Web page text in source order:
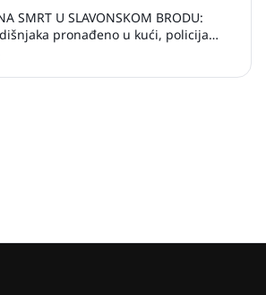
SMRT U SLAVONSKOM BRODU:
pronađeno u kući, policija